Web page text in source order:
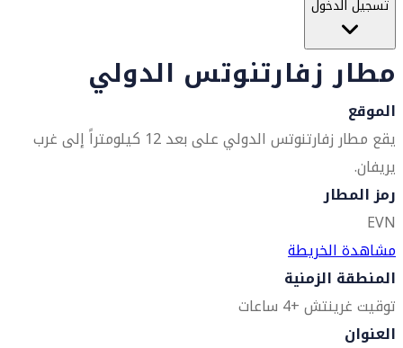
تسجيل الدخول
مطار زفارتنوتس الدولي
الموقع
يقع مطار زفارتنوتس الدولي على بعد 12 كيلومتراً إلى غرب
يريفان.
رمز المطار
EVN
مشاهدة الخريطة
المنطقة الزمنية
توقيت غرينتش +4 ساعات
العنوان